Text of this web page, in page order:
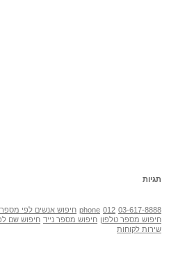
תגיות
03-617-8888
012
phone חיפוש אנשים לפי מספר
חיפוש מספר טלפון חיפוש מספר נייד חיפוש שם
שירות לקוחות